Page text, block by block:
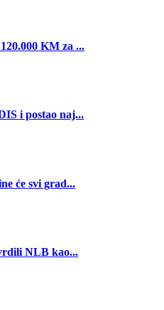
KM za ...
i postao naj...
će svi grad...
NLB kao...